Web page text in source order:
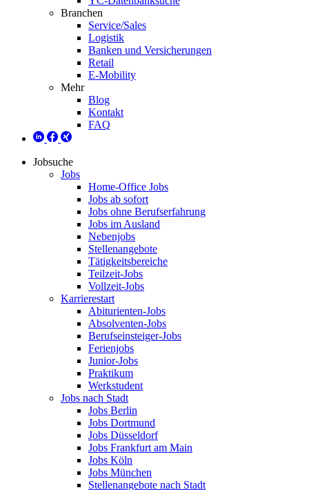
Branchen
Service/Sales
Logistik
Banken und Versicherungen
Retail
E-Mobility
Mehr
Blog
Kontakt
FAQ
Jobsuche
Jobs
Home-Office Jobs
Jobs ab sofort
Jobs ohne Berufserfahrung
Jobs im Ausland
Nebenjobs
Stellenangebote
Tätigkeitsbereiche
Teilzeit-Jobs
Vollzeit-Jobs
Karrierestart
Abiturienten-Jobs
Absolventen-Jobs
Berufseinsteiger-Jobs
Ferienjobs
Junior-Jobs
Praktikum
Werkstudent
Jobs nach Stadt
Jobs Berlin
Jobs Dortmund
Jobs Düsseldorf
Jobs Frankfurt am Main
Jobs Köln
Jobs München
Stellenangebote nach Stadt